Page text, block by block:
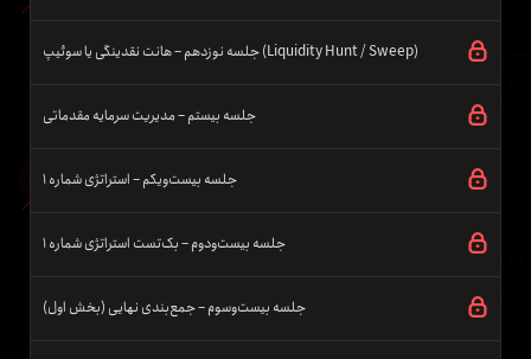
جلسه نوزدهم – هانت نقدینگی یا سوئیپ (Liquidity Hunt / Sweep)
جلسه بیستم – مدیریت سرمایه مقدماتی
جلسه بیست‌و‌یکم – استراتژی شماره ۱
جلسه بیست‌ودوم – بک‌تست استراتژی شماره ۱
جلسه بیست‌وسوم – جمع‌بندی نهایی (بخش اول)